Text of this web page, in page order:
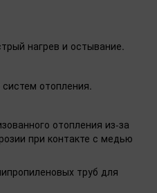
нагрев и остывание.
отопления.
отопления из-за
при контакте с медью
труб для